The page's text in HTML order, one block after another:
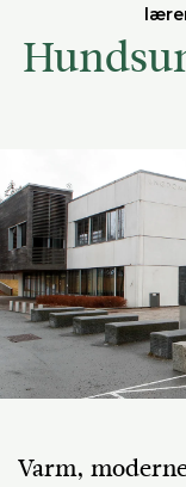
Varm,